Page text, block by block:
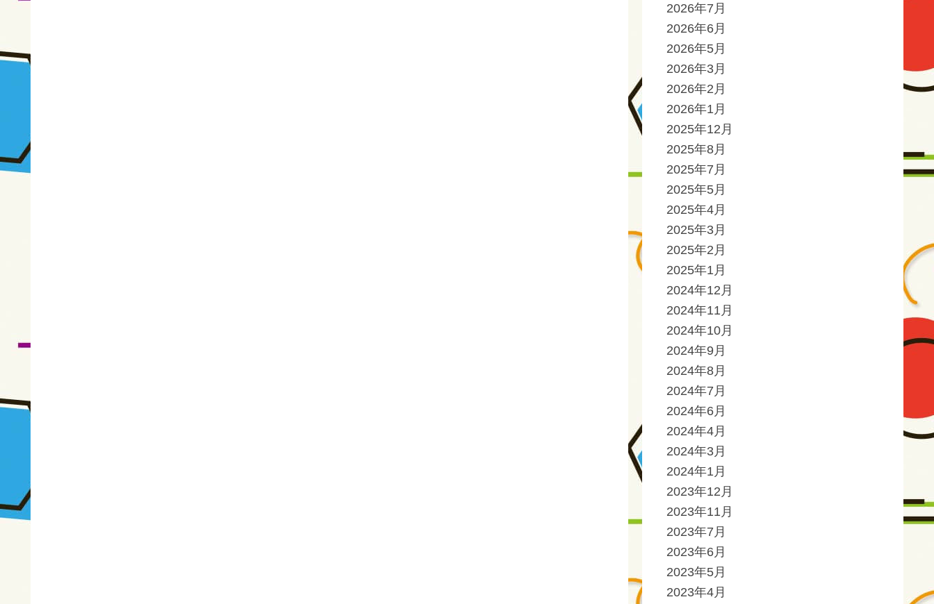
2026年7月
2026年6月
2026年5月
2026年3月
2026年2月
2026年1月
2025年12月
2025年8月
2025年7月
2025年5月
2025年4月
2025年3月
2025年2月
2025年1月
2024年12月
2024年11月
2024年10月
2024年9月
2024年8月
2024年7月
2024年6月
2024年4月
2024年3月
2024年1月
2023年12月
2023年11月
2023年7月
2023年6月
2023年5月
2023年4月